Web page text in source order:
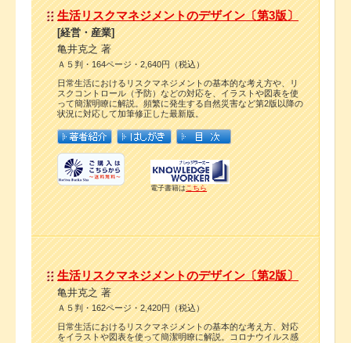
生活リスクマネジメントのデザイン〔第3版〕
[経営・産業]
亀井克之 著
Ａ５判・164ページ・2,640円（税込）
日常生活におけるリスクマネジメントの基本的な考え方や、リ
スクコントロール（予防）などの対応を、イラストや図表を使
って簡潔明瞭に解説。頻繁に発生する自然災害など第2版以降の
状況に対応して加筆修正した最新版。
電子書籍は こちら
生活リスクマネジメントのデザイン〔第2版〕
亀井克之 著
Ａ５判・162ページ・2,420円（税込）
日常生活におけるリスクマネジメントの基本的な考え方、対応
をイラストや図表を使って簡潔明瞭に解説。コロナウイルス感